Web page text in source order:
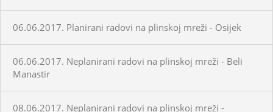
06.06.2017. Planirani radovi na plinskoj mreži - Osijek
06.06.2017. Neplanirani radovi na plinskoj mreži - Beli
Manastir
08.06.2017. Neplanirani radovi na plinskoj mreži -